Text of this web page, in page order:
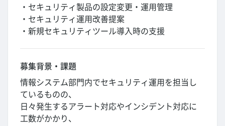
・セキュリティ製品の設定変更・運用管理
・セキュリティ運用改善提案
・新規セキュリティツール導入時の支援
募集背景・課題
情報システム部門内でセキュリティ運用を担当し
ているものの、
日々発生するアラート対応やインシデント対応に
工数がかかり、